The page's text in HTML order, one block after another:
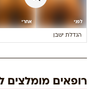
לפני אחרי
הגדלת ישבן
רופאים מומלצים